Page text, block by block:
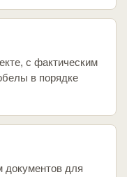
с фактическим
в порядке
документов для